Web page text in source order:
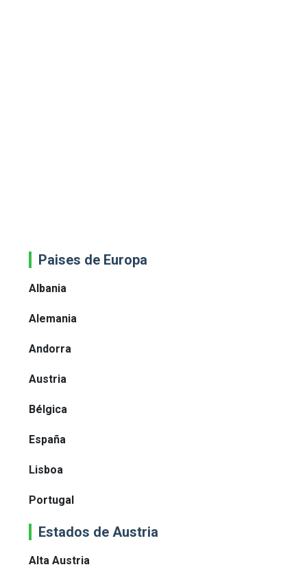
Paises de Europa
Albania
Alemania
Andorra
Austria
Bélgica
España
Lisboa
Portugal
Estados de Austria
Alta Austria